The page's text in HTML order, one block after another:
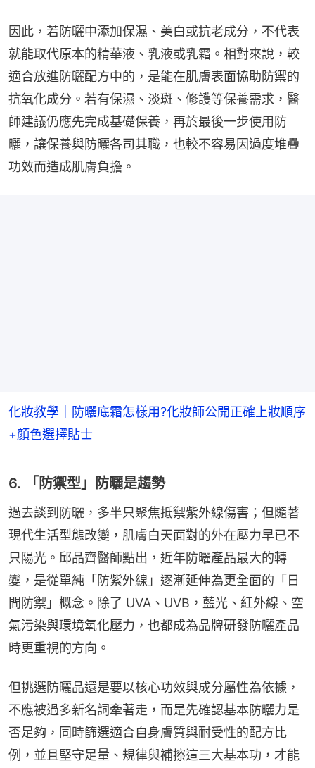
因此，若防曬中添加保濕、美白或抗老成分，不代表
就能取代原本的精華液、乳液或乳霜。相對來說，較
適合放進防曬配方中的，是能在肌膚表面協助防禦的
抗氧化成分。若有保濕、淡斑、修護等保養需求，醫
師建議仍應先完成基礎保養，再於最後一步使用防
曬，讓保養與防曬各司其職，也較不容易因過度堆疊
功效而造成肌膚負擔。
化妝教學｜防曬底霜怎樣用?化妝師公開正確上妝順序
+顏色選擇貼士
6. 「防禦型」防曬是趨勢
過去談到防曬，多半只聚焦抵禦紫外線傷害；但隨著
現代生活型態改變，肌膚白天面對的外在壓力早已不
只陽光。邱品齊醫師點出，近年防曬產品最大的轉
變，是從單純「防紫外線」逐漸延伸為更全面的「日
間防禦」概念。除了 UVA、UVB，藍光、紅外線、空
氣污染與環境氧化壓力，也都成為品牌研發防曬產品
時更重視的方向。
但挑選防曬品還是要以核心功效與成分屬性為依據，
不應被過多新名詞牽著走，而是先確認基本防曬力是
否足夠，同時篩選適合自身膚質與耐受性的配方比
例，並且堅守足量、規律與補擦這三大基本功，才能